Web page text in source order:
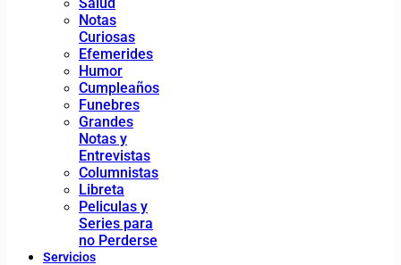
Notas
Curiosas
Efemerides
Humor
Cumpleaños
Funebres
Grandes
Notas y
Entrevistas
Columnistas
Libreta
Peliculas y
Series para
no Perderse
Servicios